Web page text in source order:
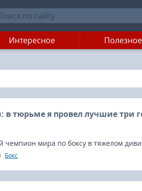
Интересное Полезное
в тюрьме я провел лучшие три
чемпион мира по боксу в тяжелом
Тайсон заявил, что в тюрьме он
Бокс